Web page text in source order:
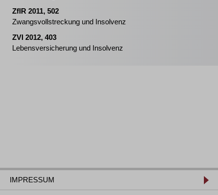
ZfIR 2011, 502
Zwangsvollstreckung und Insolvenz
ZVI 2012, 403
Lebensversicherung und Insolvenz
IMPRESSUM